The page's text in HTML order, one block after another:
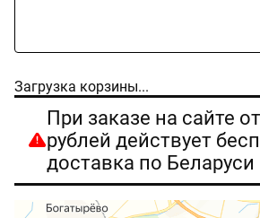
Загрузка корзины...
При заказе на сайте
рублей действует
доставка по Беларуси